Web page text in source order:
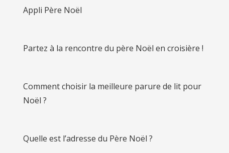
Appli Père Noël
Partez à la rencontre du père Noël en croisière !
Comment choisir la meilleure parure de lit pour
Noël ?
Quelle est l’adresse du Père Noël ?